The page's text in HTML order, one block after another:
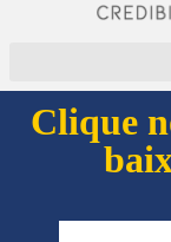
Clique